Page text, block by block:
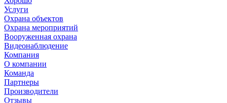
Услуги
Охрана объектов
Охрана мероприятий
Вооруженная охрана
Видеонаблюдение
Компания
О компании
Команда
Партнеры
Производители
Отзывы